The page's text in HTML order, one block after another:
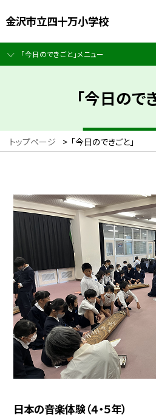
金沢市立四十万小学校
「今日のできごと」メニュー
「今日ので
トップページ > 「今日のできごと」
日本の音楽体験（４・５年）